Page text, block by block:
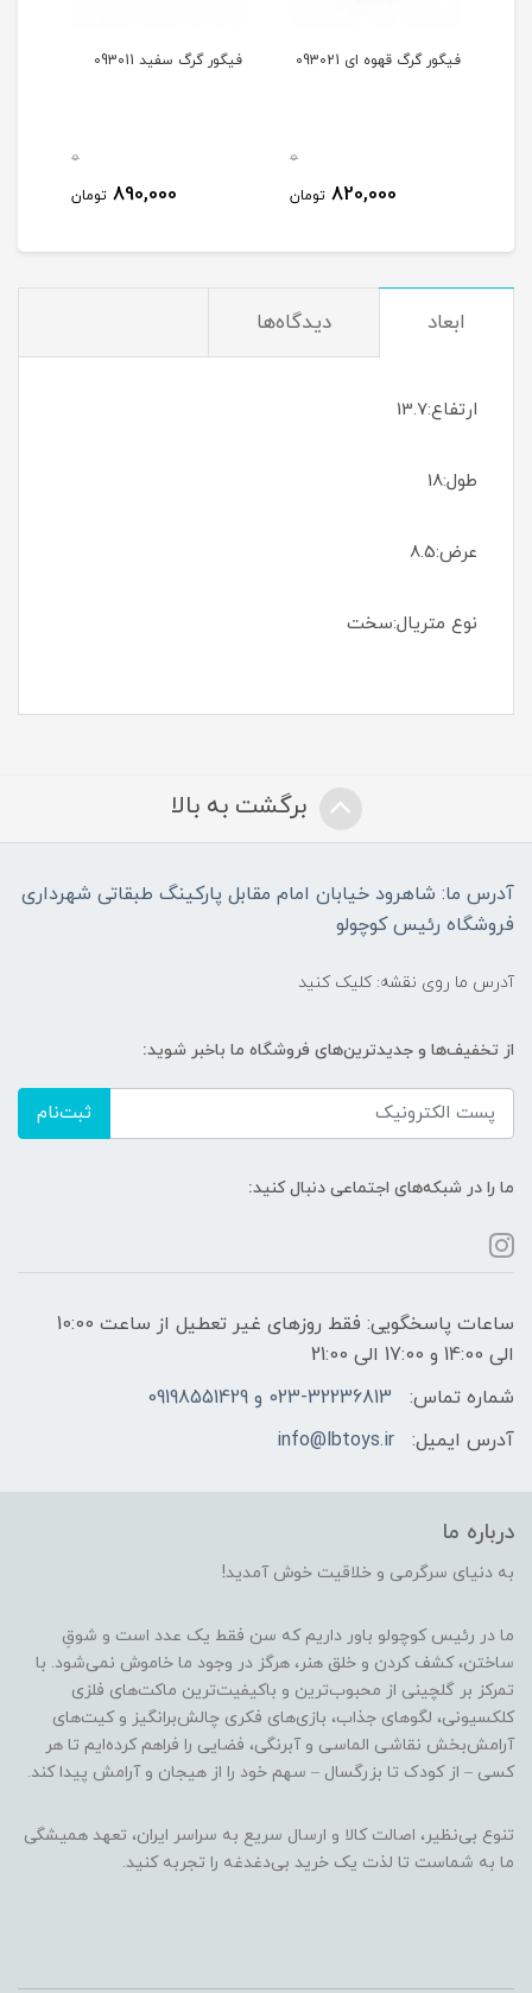
فیگور گرگ قهوه ای 093021
0
820,000 تومان
فیگور گرگ سفید 093011
0
890,000 تومان
ابعاد دیدگاه‌ها
ارتفاع:13.7
طول:18
عرض:8.5
نوع متریال:سخت
برگشت به بالا
آدرس ما: شاهرود خیابان امام مقابل پارکینگ طبقاتی شهرداری
فروشگاه رئیس کوچولو
آدرس ما روی نقشه: کلیک کنید
از تخفیف‌ها و جدیدترین‌های فروشگاه ما باخبر شوید:
ثبت‌نام
ما را در شبکه‌های اجتماعی دنبال کنید:
ساعات پاسخگویی: فقط روزهای غیر تعطیل از ساعت 10:00
الی 14:00 و 17:00 الی 21:00
شماره تماس:
023-32236813 و 09198551429
آدرس ایمیل:
info@lbtoys.ir
درباره ما
به دنیای سرگرمی و خلاقیت خوش آمدید!
ما در رئیس کوچولو باور داریم که سن فقط یک عدد است و شوقِ
ساختن، کشف کردن و خلق هنر، هرگز در وجود ما خاموش نمی‌شود. با
تمرکز بر گلچینی از محبوب‌ترین و باکیفیت‌ترین ماکت‌های فلزی
کلکسیونی، لگوهای جذاب، بازی‌های فکری چالش‌برانگیز و کیت‌های
آرامش‌بخش نقاشی الماسی و آبرنگی، فضایی را فراهم کرده‌ایم تا هر
کسی – از کودک تا بزرگسال – سهم خود را از هیجان و آرامش پیدا کند.
تنوع بی‌نظیر، اصالت کالا و ارسال سریع به سراسر ایران، تعهد همیشگی
ما به شماست تا لذت یک خرید بی‌دغدغه را تجربه کنید.